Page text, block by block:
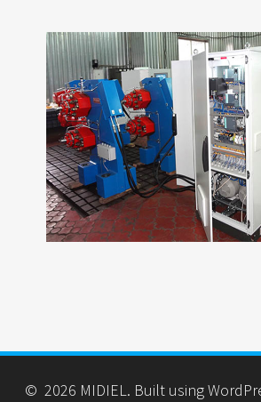
© 2026 MIDIEL. Built using